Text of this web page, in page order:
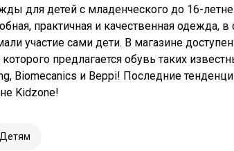
для детей с младенческого до 16-
практичная и качественная одежда, в
участие сами дети. В магазине
предлагается обувь таких
Biomecanics и Beppi! Последние
Kidzone!
Детям